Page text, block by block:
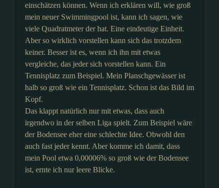
einschätzen können. Wenn ich erklären will, wie groß
mein neuer Swimmingpool ist, kann ich sagen, wie
viele Quadratmeter der hat. Eine eindeutige Einheit.
Aber so wirklich vorstellen kann sich das trotzdem
keiner. Besser ist es, wenn ich ihn mit etwas
vergleiche, das jeder sich vorstellen kann. Ein
Tennisplatz zum Beispiel. Mein Planschgewässer ist
halb so groß wie ein Tennisplatz. Schon ist das Bild im
Kopf.
Das klappt natürlich nur mit etwas, dass auch
irgendwo in der selben Liga spielt. Zum Beispiel wäre
der Bodensee eher eine schlechte Idee. Obwohl den
auch fast jeder kennt. Aber komme ich damit, dass
mein Pool etwa 0,00006% so groß wie der Bodensee
ist, ernte ich nur leere Blicke.